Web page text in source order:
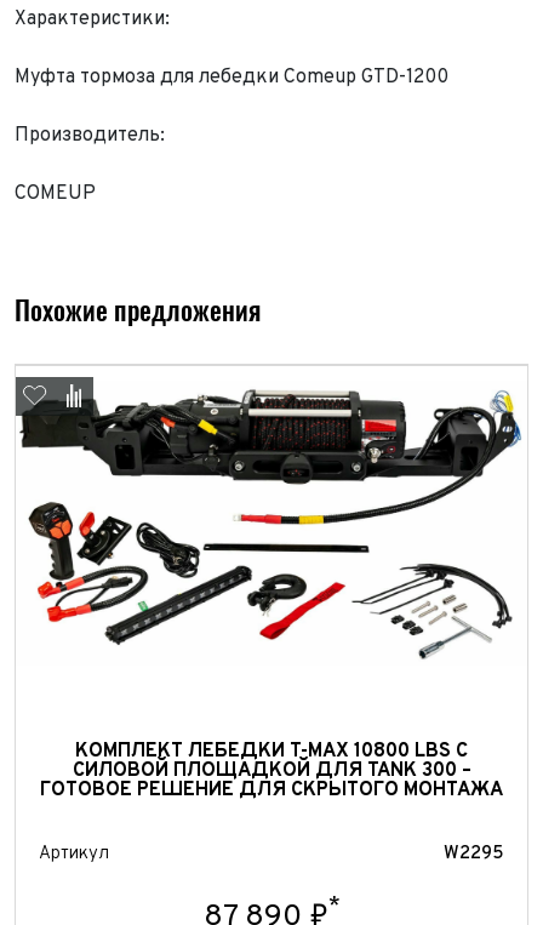
Характеристики:
Муфта тормоза для лебедки Comeup GTD-1200
Производитель:
COMEUP
Похожие предложения
КОМПЛЕКТ ЛЕБЕДКИ T-MAX 10800 LBS С
СИЛОВОЙ ПЛОЩАДКОЙ ДЛЯ TANK 300 –
ГОТОВОЕ РЕШЕНИЕ ДЛЯ СКРЫТОГО МОНТАЖА
Артикул W2295
*
Обратная связь
Выкуп авто
Заявка на оценку